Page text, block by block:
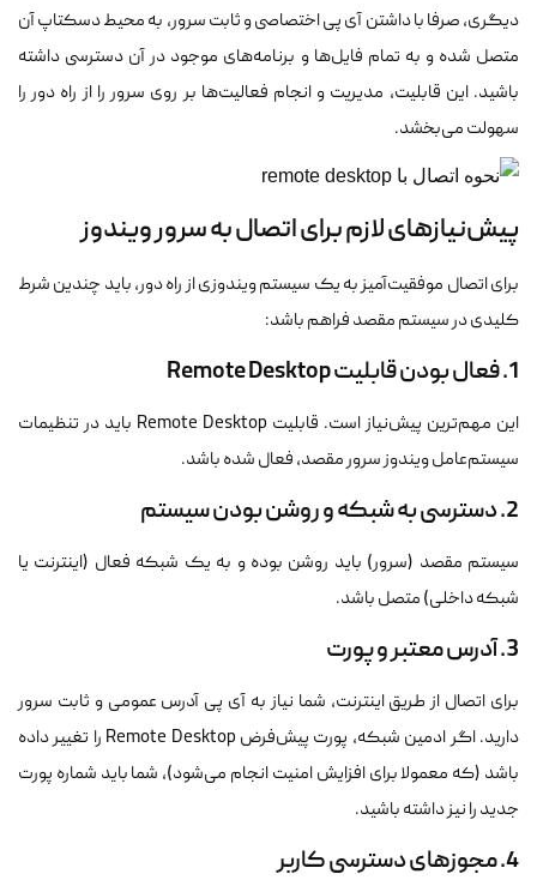
دیگری، صرفا با داشتن آی پی اختصاصی و ثابت سرور، به محیط دسکتاپ آن
متصل شده و به تمام فایل‌ها و برنامه‌های موجود در آن دسترسی داشته
باشید. این قابلیت، مدیریت و انجام فعالیت‌ها بر روی سرور را از راه دور را
سهولت می‌بخشد.
پیش‌نیازهای لازم برای اتصال به سرور ویندوز
برای اتصال موفقیت‌آمیز به یک سیستم ویندوزی از راه دور، باید چندین شرط
کلیدی در سیستم مقصد فراهم باشد:
1. فعال بودن قابلیت Remote Desktop
این مهم‌ترین پیش‌نیاز است. قابلیت Remote Desktop باید در تنظیمات
سیستم‌عامل ویندوز سرور مقصد، فعال شده باشد.
2. دسترسی به شبکه و روشن بودن سیستم
سیستم مقصد (سرور) باید روشن بوده و به یک شبکه فعال (اینترنت یا
شبکه داخلی) متصل باشد.
3. آدرس معتبر و پورت
برای اتصال از طریق اینترنت، شما نیاز به آی پی آدرس عمومی و ثابت سرور
دارید. اگر ادمین شبکه، پورت پیش‌فرض Remote Desktop را تغییر داده
باشد (که معمولا برای افزایش امنیت انجام می‌شود)، شما باید شماره پورت
جدید را نیز داشته باشید.
4. مجوزهای دسترسی کاربر